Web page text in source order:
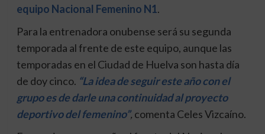
equipo Nacional Femenino N1.
Para la entrenadora onubense será su segunda
temporada al frente de este equipo, aunque las
temporadas en el Ciudad de Huelva son hasta día
de doy cinco. “La idea de seguir este año con el
grupo es de darle una continuidad al proyecto
deportivo del femenino”, comenta Celes Vizcaíno.